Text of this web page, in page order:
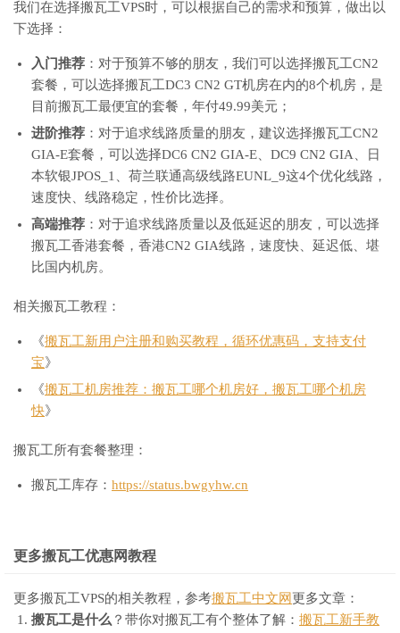
我们在选择搬瓦工VPS时，可以根据自己的需求和预算，做出以
下选择：
入门推荐 ：对于预算不够的朋友，我们可以选择搬瓦工CN2
套餐，可以选择搬瓦工DC3 CN2 GT机房在内的8个机房，是
目前搬瓦工最便宜的套餐，年付49.99美元；
进阶推荐 ：对于追求线路质量的朋友，建议选择搬瓦工CN2
GIA-E套餐，可以选择DC6 CN2 GIA-E、DC9 CN2 GIA、日
本软银JPOS_1、荷兰联通高级线路EUNL_9这4个优化线路，
速度快、线路稳定，性价比选择。
高端推荐 ：对于追求线路质量以及低延迟的朋友，可以选择
搬瓦工香港套餐，香港CN2 GIA线路，速度快、延迟低、堪
比国内机房。
相关搬瓦工教程：
《搬瓦工新用户注册和购买教程，循环优惠码，支持支付
宝》
《搬瓦工机房推荐：搬瓦工哪个机房好，搬瓦工哪个机房
快》
搬瓦工所有套餐整理：
搬瓦工库存： https://status.bwgyhw.cn
更多搬瓦工优惠网教程
更多搬瓦工VPS的相关教程，参考搬瓦工中文网 更多文章：
搬瓦工是什么 ？带你对搬瓦工有个整体了解： 搬瓦工新手教